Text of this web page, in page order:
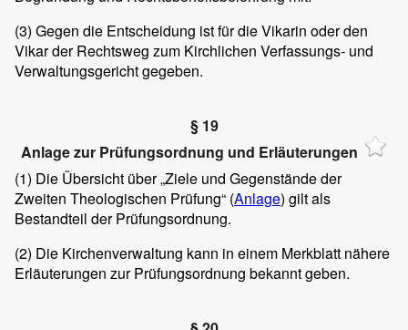
(3) Gegen die Entscheidung ist für die Vikarin oder den
Vikar der Rechtsweg zum Kirchlichen Verfassungs- und
Verwaltungsgericht gegeben.
§ 19
Anlage zur Prüfungsordnung und Erläuterungen
(1) Die Übersicht über „Ziele und Gegenstände der
Zweiten Theologischen Prüfung“ (Anlage) gilt als
Bestandteil der Prüfungsordnung.
(2) Die Kirchenverwaltung kann in einem Merkblatt nähere
Erläuterungen zur Prüfungsordnung bekannt geben.